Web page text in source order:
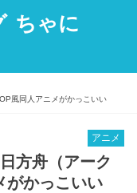
ちゃに
風同人アニメがかっこいい
アニメ
方舟（アーク
がかっこいい